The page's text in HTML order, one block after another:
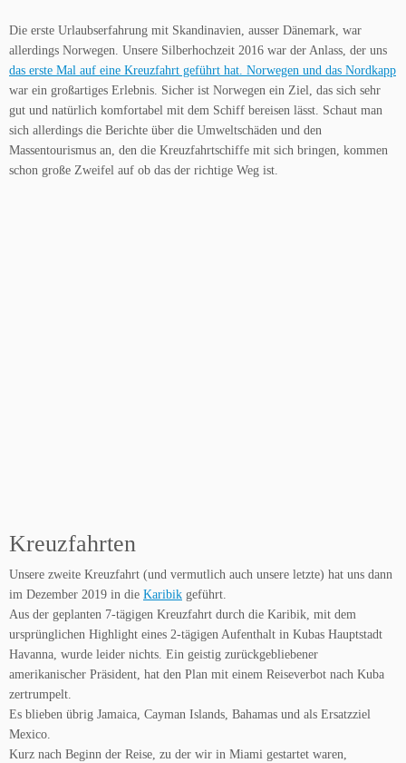
Die erste Urlaubserfahrung mit Skandinavien, ausser Dänemark, war
allerdings Norwegen. Unsere Silberhochzeit 2016 war der Anlass, der uns
das erste Mal auf eine Kreuzfahrt geführt hat. Norwegen und das Nordkapp
war ein großartiges Erlebnis. Sicher ist Norwegen ein Ziel, das sich sehr
gut und natürlich komfortabel mit dem Schiff bereisen lässt. Schaut man
sich allerdings die Berichte über die Umweltschäden und den
Massentourismus an, den die Kreuzfahrtschiffe mit sich bringen, kommen
schon große Zweifel auf ob das der richtige Weg ist.
Kreuzfahrten
Unsere zweite Kreuzfahrt (und vermutlich auch unsere letzte) hat uns dann
im Dezember 2019 in die Karibik geführt.
Aus der geplanten 7-tägigen Kreuzfahrt durch die Karibik, mit dem
ursprünglichen Highlight eines 2-tägigen Aufenthalt in Kubas Hauptstadt
Havanna, wurde leider nichts. Ein geistig zurückgebliebener
amerikanischer Präsident, hat den Plan mit einem Reiseverbot nach Kuba
zertrumpelt.
Es blieben übrig Jamaica, Cayman Islands, Bahamas und als Ersatzziel
Mexico.
Kurz nach Beginn der Reise, zu der wir in Miami gestartet waren,